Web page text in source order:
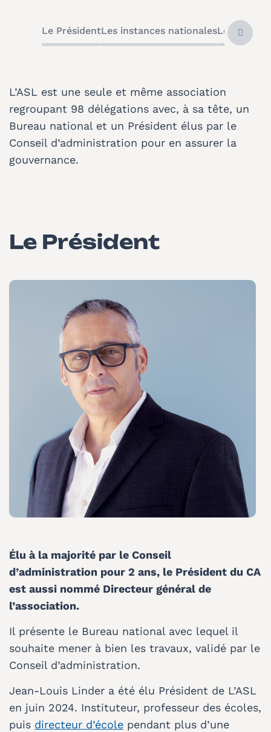
Le PrésidentLes instances nationalesLes
L’ASL est une seule et même association
regroupant 98 délégations avec, à sa tête, un
Bureau national et un Président élus par le
Conseil d’administration pour en assurer la
gouvernance.
Le Président
Élu à la majorité par le Conseil
d’administration pour 2 ans, le Président du CA
est aussi nommé Directeur général de
l’association.
Il présente le Bureau national avec lequel il
souhaite mener à bien les travaux, validé par le
Conseil d’administration.
Jean-Louis Linder a été élu Président de L’ASL
en juin 2024. Instituteur, professeur des écoles,
puis directeur d’école pendant plus d’une